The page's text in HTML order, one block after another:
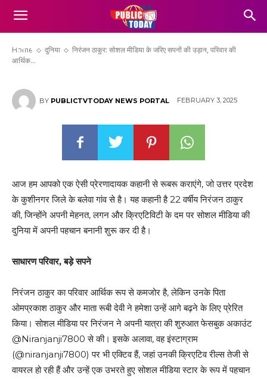
Home दुनिया
निरंजन ठाकुर: सोशल मीडिया के जरिए सपनों की उड़ान, परिवार की
आर्थिक...
निरंजन ठाकुर: सोशल मीडिया के जरिए सपनों की
उड़ान, परिवार की आर्थिक स्थिति सुधारने का
प्रयास
BY PUBLICTVTODAY NEWS PORTAL FEBRUARY 3, 2025
आज हम आपको एक ऐसी प्रेरणादायक कहानी से रूबरू कराएंगे, जो उत्तर प्रदेश
के कुशीनगर जिले के बलेवा गांव से है। यह कहानी है 22 वर्षीय निरंजन ठाकुर
की, जिन्होंने अपनी मेहनत, लगन और क्रिएटिविटी के दम पर सोशल मीडिया की
दुनिया में अपनी पहचान बनानी शुरू कर दी है।
साधारण परिवार, बड़े सपने
निरंजन ठाकुर का परिवार आर्थिक रूप से कमजोर है, लेकिन उनके पिता
ओमप्रकाश ठाकुर और माता रूबी देवी ने हमेशा उन्हें आगे बढ़ने के लिए प्रेरित
किया। सोशल मीडिया पर निरंजन ने अपनी यात्रा की शुरुआत फेसबुक अकाउंट
@Niranjanji7800 से की। इसके अलावा, वह इंस्टाग्राम
(@niranjanji7800) पर भी एक्टिव हैं, जहां उनकी क्रिएटिव रील्स तेजी से
वायरल हो रही हैं और उन्हें एक उभरते हुए सोशल मीडिया स्टार के रूप में पहचान